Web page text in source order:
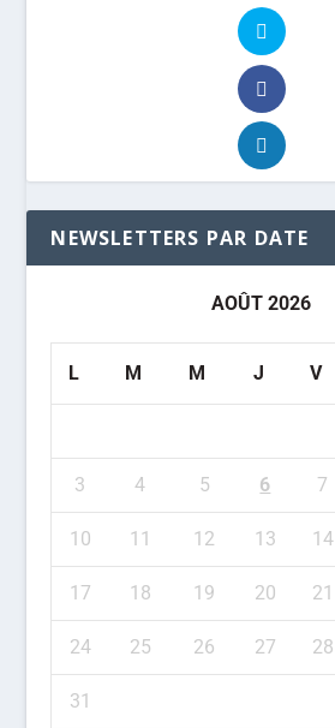
NEWSLETTERS PAR DATE
AOÛT 2026
L M M J V
3 4 5 6 7
10 11 12 13 14
17 18 19 20 21
24 25 26 27 28
31